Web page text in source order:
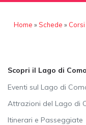
Home »Schede »
Scopri il Lago di Como
Eventi sul Lago di
Attrazioni del Lago di
Itinerari e Passeggiate